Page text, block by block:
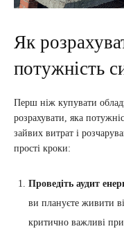
Як
потужність
Перш ніж купувати
розрахувати, яка
зайвих витрат і
прості кроки:
Проведіть аудит
ви плануєте живити
критично важливі